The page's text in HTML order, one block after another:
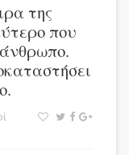
της
που